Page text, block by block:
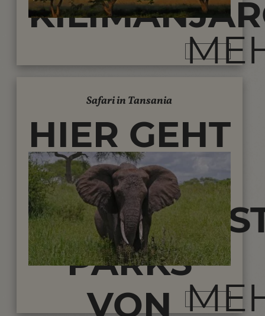
Safari in Tansania
HIER GEHT
ES ZU DEN
PARKS
VON